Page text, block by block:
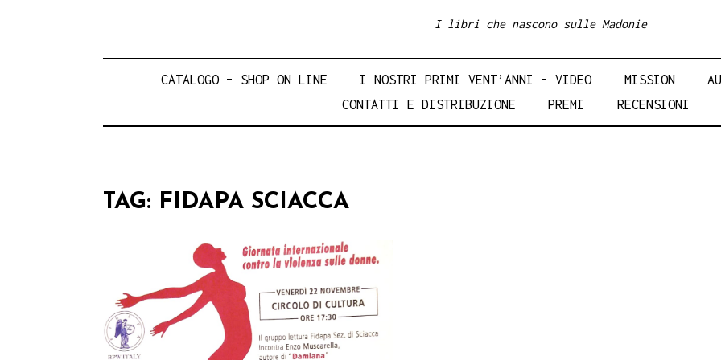
I libri che nascono sulle Madonie
CATALOGO – SHOP ON LINE I NOSTRI PRIMI VENT’ANNI – VIDEO MISSION
CONTATTI E DISTRIBUZIONE
PREMI RECENSIONI
TAG: FIDAPA SCIACCA